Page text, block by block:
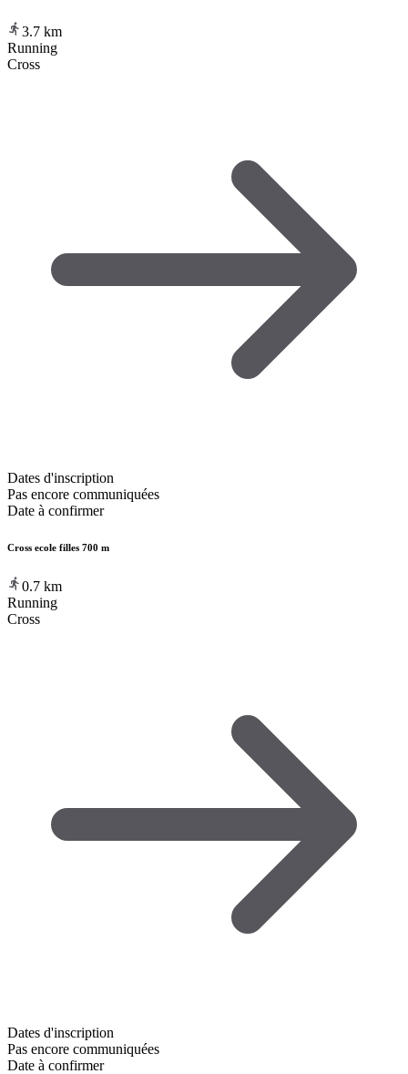
3.7 km
Running
Cross
Dates d'inscription
Pas encore communiquées
Date à confirmer
Cross ecole filles 700 m
0.7 km
Running
Cross
Dates d'inscription
Pas encore communiquées
Date à confirmer